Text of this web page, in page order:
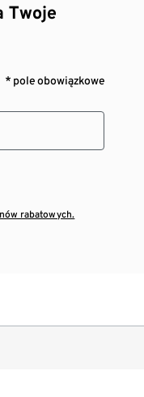
Twoje
* pole obowiązkowe
rabatowych.